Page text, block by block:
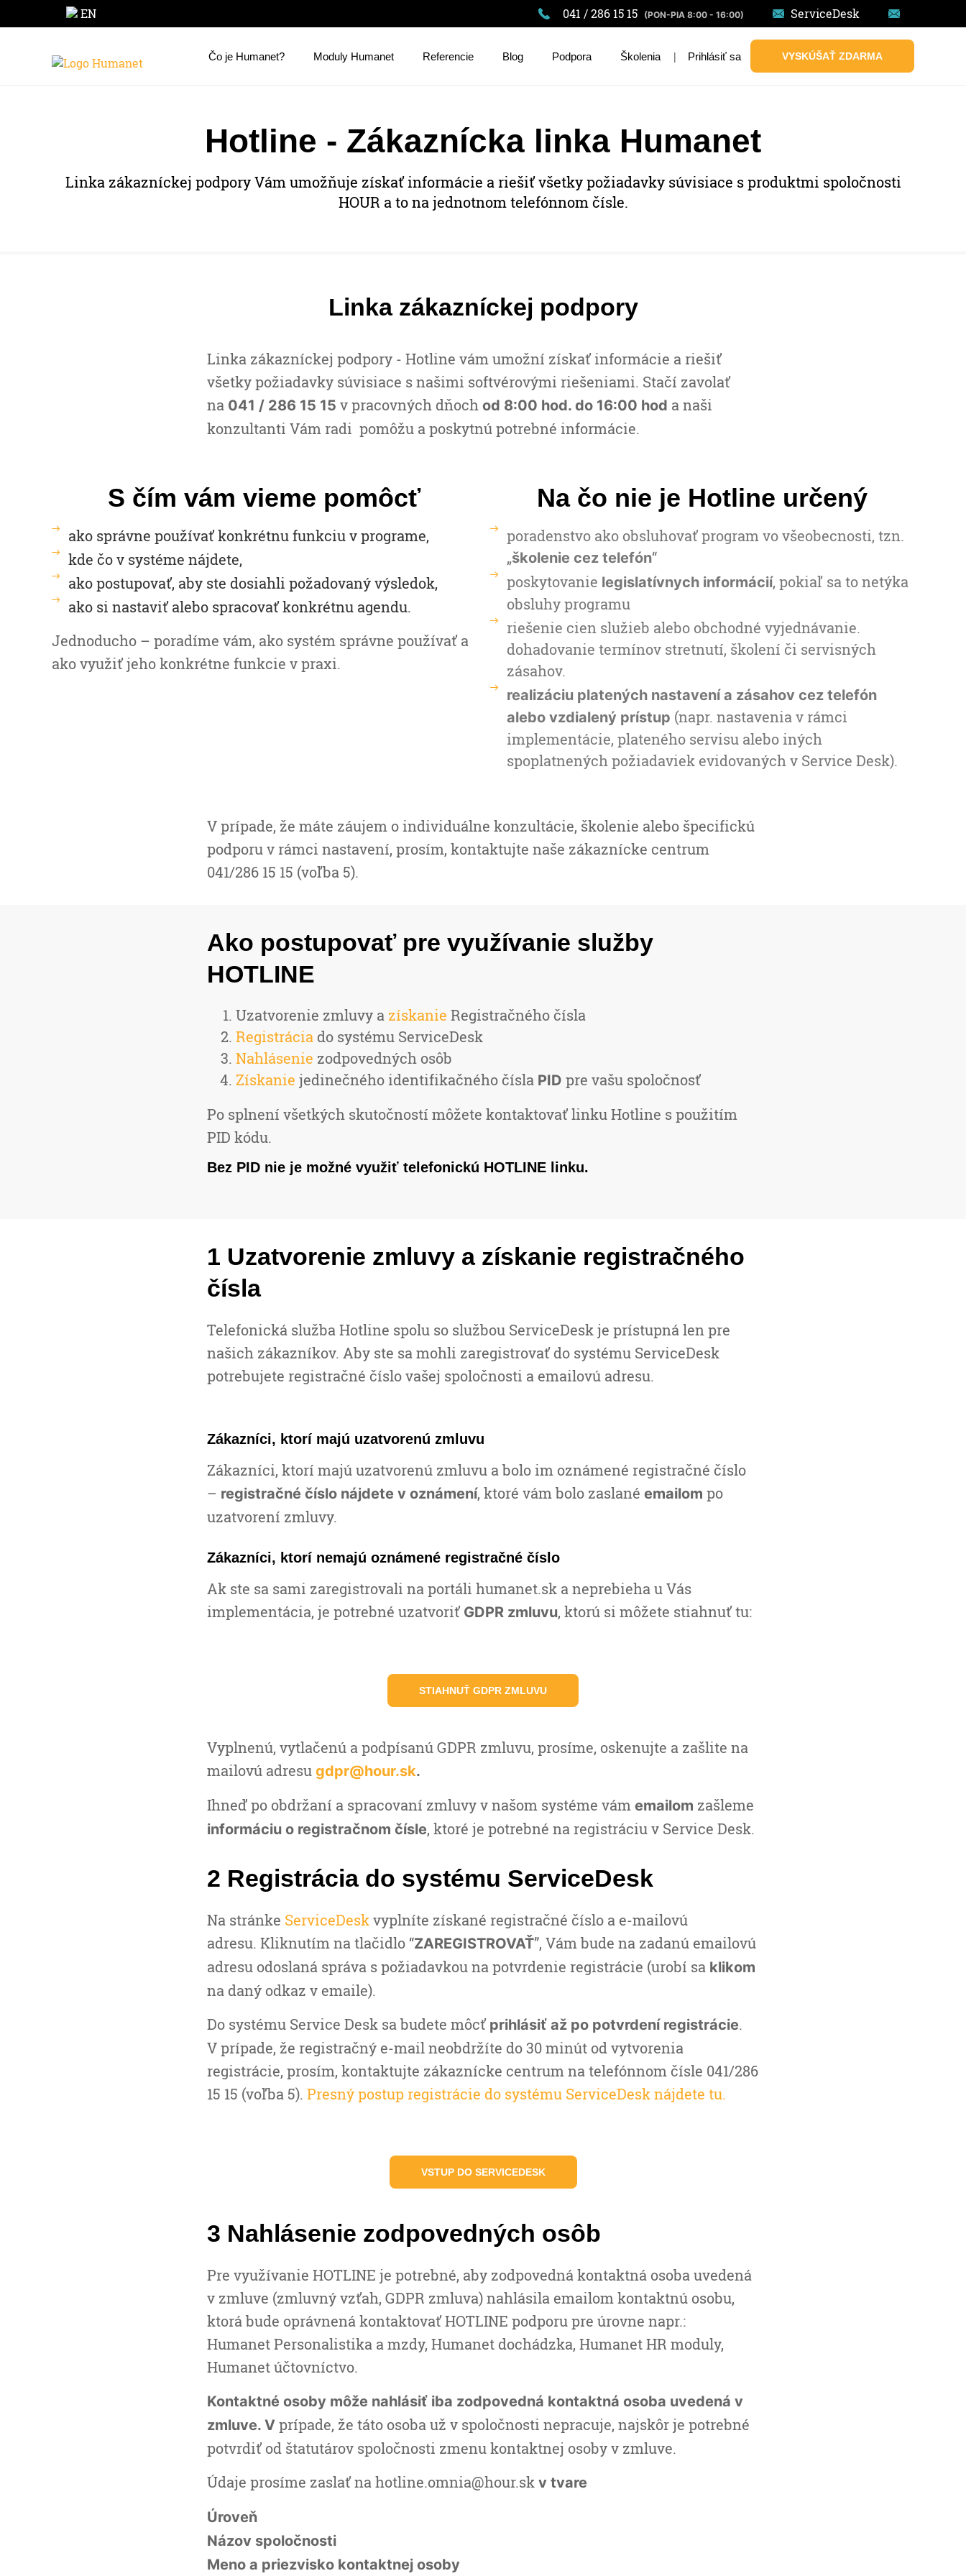
EN 041 / 286 15 15 (PON-PIA 8:00 - 16:00) ServiceDesk
Čo je Humanet? Moduly Humanet Referencie Blog Podpora Školenia | Prihlásiť sa VYSKÚŠAŤ ZDARMA
Hotline - Zákaznícka linka Humanet
Linka zákazníckej podpory Vám umožňuje získať informácie a riešiť všetky požiadavky súvisiace s produktmi spoločnosti
HOUR a to na jednotnom telefónnom čísle.
Linka zákazníckej podpory
Linka zákazníckej podpory - Hotline vám umožní získať informácie a riešiť
všetky požiadavky súvisiace s našimi softvérovými riešeniami. Stačí zavolať
na 041 / 286 15 15 v pracovných dňoch od 8:00 hod. do 16:00 hod a naši
konzultanti Vám radi pomôžu a poskytnú potrebné informácie.
S čím vám vieme pomôcť
ako správne používať konkrétnu funkciu v programe,
kde čo v systéme nájdete,
ako postupovať, aby ste dosiahli požadovaný výsledok,
ako si nastaviť alebo spracovať konkrétnu agendu.
Jednoducho – poradíme vám, ako systém správne používať a
ako využiť jeho konkrétne funkcie v praxi.
Na čo nie je Hotline určený
poradenstvo ako obsluhovať program vo všeobecnosti, tzn.
„školenie cez telefón“
poskytovanie legislatívnych informácií, pokiaľ sa to netýka
obsluhy programu
riešenie cien služieb alebo obchodné vyjednávanie.
dohadovanie termínov stretnutí, školení či servisných
zásahov.
realizáciu platených nastavení a zásahov cez telefón
alebo vzdialený prístup (napr. nastavenia v rámci
implementácie, plateného servisu alebo iných
spoplatnených požiadaviek evidovaných v Service Desk).
V prípade, že máte záujem o individuálne konzultácie, školenie alebo špecifickú
podporu v rámci nastavení, prosím, kontaktujte naše zákaznícke centrum
041/286 15 15 (voľba 5).
Ako postupovať pre využívanie služby
HOTLINE
Uzatvorenie zmluvy a získanie Registračného čísla
Registrácia do systému ServiceDesk
Nahlásenie zodpovedných osôb
Získanie jedinečného identifikačného čísla PID pre vašu spoločnosť
Po splnení všetkých skutočností môžete kontaktovať linku Hotline s použitím
PID kódu.
Bez PID nie je možné využiť telefonickú HOTLINE linku.
1 Uzatvorenie zmluvy a získanie registračného
čísla
Telefonická služba Hotline spolu so službou ServiceDesk je prístupná len pre
našich zákazníkov. Aby ste sa mohli zaregistrovať do systému ServiceDesk
potrebujete registračné číslo vašej spoločnosti a emailovú adresu.
Zákazníci, ktorí majú uzatvorenú zmluvu
Zákazníci, ktorí majú uzatvorenú zmluvu a bolo im oznámené registračné číslo
– registračné číslo nájdete v oznámení, ktoré vám bolo zaslané emailom po
uzatvorení zmluvy.
Zákazníci, ktorí nemajú oznámené registračné číslo
Ak ste sa sami zaregistrovali na portáli humanet.sk a neprebieha u Vás
implementácia, je potrebné uzatvoriť GDPR zmluvu, ktorú si môžete stiahnuť tu:
STIAHNUŤ GDPR ZMLUVU
Vyplnenú, vytlačenú a podpísanú GDPR zmluvu, prosíme, oskenujte a zašlite na
mailovú adresu gdpr@hour.sk.
Ihneď po obdržaní a spracovaní zmluvy v našom systéme vám emailom zašleme
informáciu o registračnom čísle, ktoré je potrebné na registráciu v Service Desk.
2 Registrácia do systému ServiceDesk
Na stránke ServiceDeskvyplníte získané registračné číslo a e-mailovú
adresu. Kliknutím na tlačidlo “ZAREGISTROVAŤ”, Vám bude na zadanú emailovú
adresu odoslaná správa s požiadavkou na potvrdenie registrácie (urobí sa klikom
na daný odkaz v emaile).
Do systému Service Desk sa budete môcťprihlásiť až po potvrdení registrácie.
V prípade, že registračný e-mail neobdržíte do 30 minút od vytvorenia
registrácie, prosím, kontaktujte zákaznícke centrum na telefónnom čísle 041/286
15 15 (voľba 5). Presný postup registrácie do systému ServiceDesk nájdete tu.
VSTUP DO SERVICEDESK
3 Nahlásenie zodpovedných osôb
Pre využívanie HOTLINE je potrebné, aby zodpovedná kontaktná osoba uvedená
v zmluve (zmluvný vzťah, GDPR zmluva) nahlásila emailom kontaktnú osobu,
ktorá bude oprávnená kontaktovať HOTLINE podporu pre úrovne napr.:
Humanet Personalistika a mzdy, Humanet dochádzka, Humanet HR moduly,
Humanet účtovníctvo.
Kontaktné osoby môže nahlásiť iba zodpovedná kontaktná osoba uvedená v
zmluve. V prípade, že táto osoba už v spoločnosti nepracuje, najskôr je potrebné
potvrdiť od štatutárov spoločnosti zmenu kontaktnej osoby v zmluve.
Údaje prosíme zaslať na hotline.omnia@hour.sk v tvare
Úroveň
Názov spoločnosti
Meno a priezvisko kontaktnej osoby